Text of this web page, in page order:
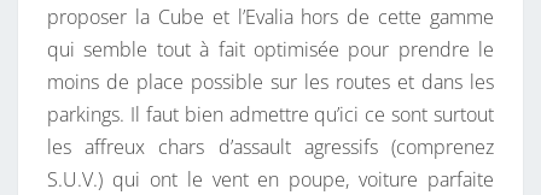
A
Ï
proposer la Cube et l’Evalia hors de cette gamme
qui semble tout à fait optimisée pour prendre le
moins de place possible sur les routes et dans les
parkings. Il faut bien admettre qu’ici ce sont surtout
les affreux chars d’assault agressifs (comprenez
S.U.V.) qui ont le vent en poupe, voiture parfaite